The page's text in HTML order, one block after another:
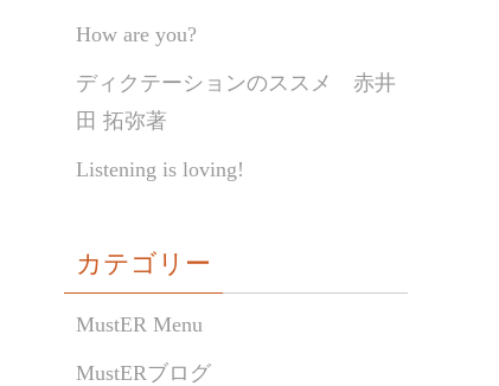
How are you?
ディクテーションのススメ 赤井
田 拓弥著
Listening is loving!
カテゴリー
MustER Menu
MustERブログ